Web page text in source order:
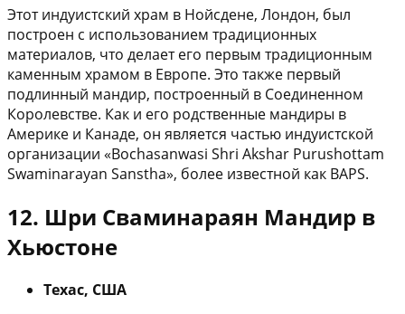
Этот индуистский храм в Нойсдене, Лондон, был
построен с использованием традиционных
материалов, что делает его первым традиционным
каменным храмом в Европе. Это также первый
подлинный мандир, построенный в Соединенном
Королевстве. Как и его родственные мандиры в
Америке и Канаде, он является частью индуистской
организации «Bochasanwasi Shri Akshar Purushottam
Swaminarayan Sanstha», более известной как BAPS.
12. Шри Сваминараян Мандир в
Хьюстоне
Техас, США